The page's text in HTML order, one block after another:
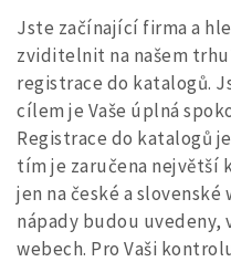
Jste začínající firma a
zviditelnit na našem
registrace do katalogů.
cílem je Vaše úplná
Registrace do katalogů
tím je zaručena největší
jen na české a slovenské
nápady budou uvedeny,
webech. Pro Vaši